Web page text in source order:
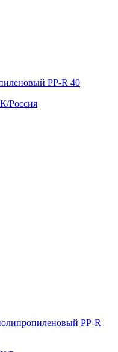
PP-R 40
Россия
PP-R